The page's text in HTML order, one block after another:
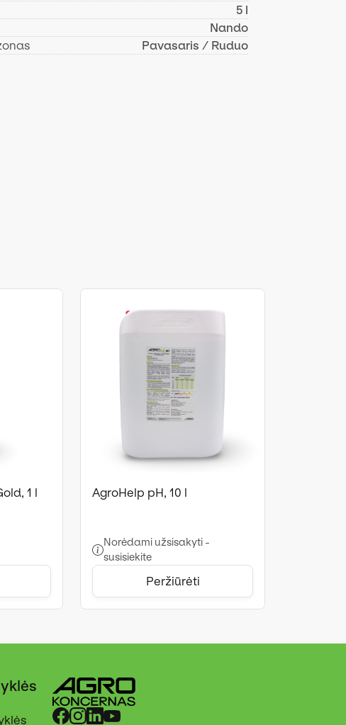
5 l
Nando
Pavasaris / Ruduo
1 l AgroHelp pH, 10 l
Norėdami užsisakyti -
susisiekite
Peržiūrėti